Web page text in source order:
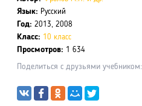
Язык: Русский
Год: 2013, 2008
Класс: 10 класс
Просмотров: 1 634
Поделиться с друзьями учебником: